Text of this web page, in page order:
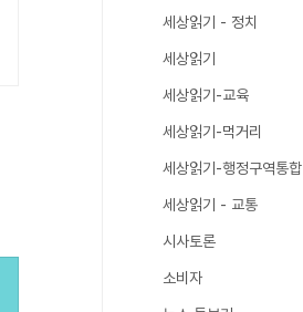
세상읽기 - 정치
세상읽기
세상읽기-교육
세상읽기-먹거리
세상읽기-행정구역통합
세상읽기 - 교통
시사토론
소비자